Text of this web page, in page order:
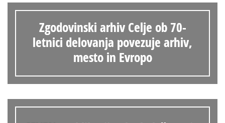
Zgodovinski arhiv Celje ob 70-
letnici delovanja povezuje arhiv,
mesto in Evropo